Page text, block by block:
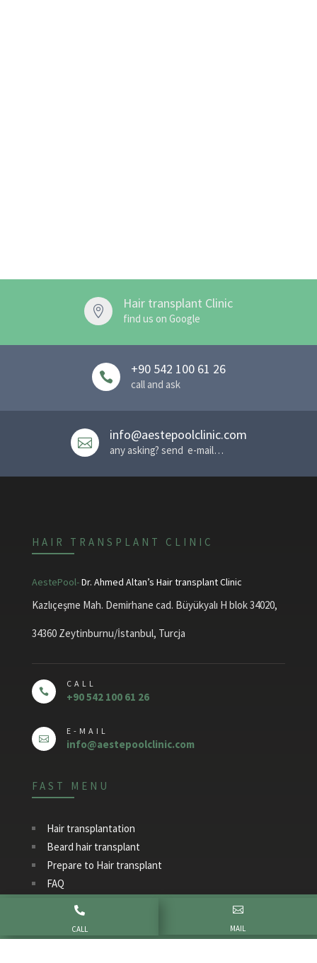

CALL

MAIL
 Hair transplant Clinic
find us on Google
 +90 542 100 61 26
call and ask
 info@aestepoolclinic.com
any asking? send e-mail…
HAIR TRANSPLANT CLINIC
AestePool-Dr. Ahmed Altan’s Hair transplant Clinic
Kazlıçeşme Mah. Demirhane cad. Büyükyalı H blok 34020,
34360 Zeytinburnu/İstanbul, Turcja

CALL
+90 542 100 61 26

E-MAIL
info@aestepoolclinic.com
FAST MENU
Hair transplantation
Beard hair transplant
Prepare to Hair transplant
FAQ
Contact